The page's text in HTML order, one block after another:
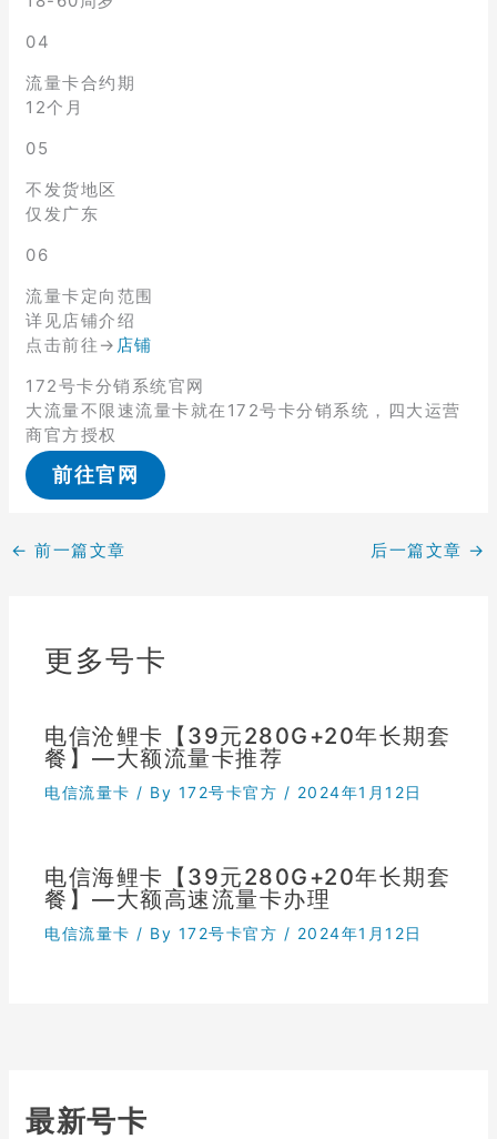
04
流量卡合约期
12个月
05
不发货地区
仅发广东
06
流量卡定向范围
详见店铺介绍
点击前往→ 店铺
172号卡分销系统官网
大流量不限速流量卡就在172号卡分销系统，四大运营
商官方授权
前往官网
← 前一篇文章 后一篇文章 →
更多号卡
电信沧鲤卡【39元280G+20年长期套
餐】—大额流量卡推荐
电信流量卡 / By 172号卡官方 / 2024年1月12日
电信海鲤卡【39元280G+20年长期套
餐】—大额高速流量卡办理
电信流量卡 / By 172号卡官方 / 2024年1月12日
最新号卡